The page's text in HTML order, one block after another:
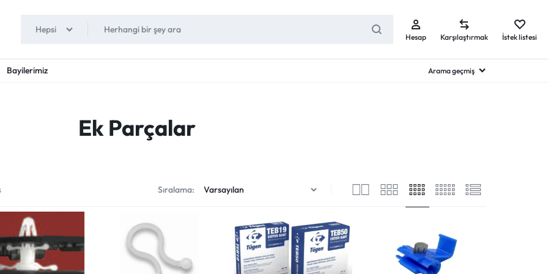
Hepsi
Hesap Karşılaştırmak İstek listesi
Bayilerimiz Arama geçmiş
Ek Parçalar
Sıralama: